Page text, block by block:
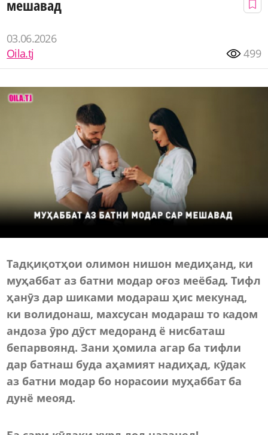
мешавад
03.06.2026
Oila.tj
499
Тадқиқотҳои олимон нишон медиҳанд, ки
муҳаббат аз батни модар оғоз меёбад. Тифл
ҳанӯз дар шиками модараш ҳис мекунад,
ки волидонаш, махсусан модараш то кадом
андоза ӯро дӯст медоранд ё нисбаташ
бепарвоянд. Зани ҳомила агар ба тифли
дар батнаш буда аҳамият надиҳад, кӯдак
аз батни модар бо норасоии муҳаббат ба
дунё меояд.